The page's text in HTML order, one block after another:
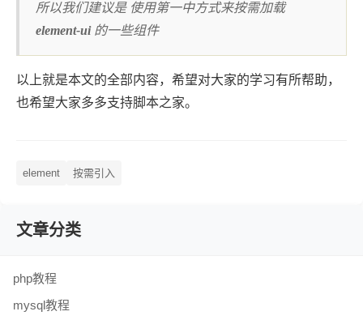
所以我们建议是 使用第一中方式来按需加载
element-ui的一些组件
以上就是本文的全部内容，希望对大家的学习有所帮助，
也希望大家多多支持脚本之家。
element 按需引入
文章分类
php教程
mysql教程